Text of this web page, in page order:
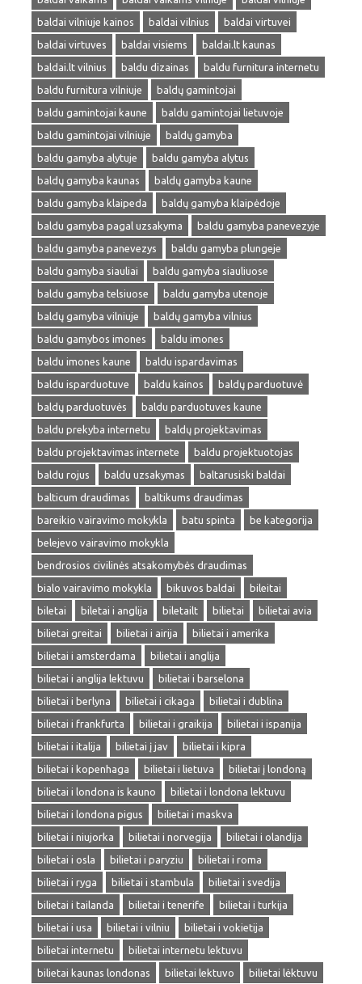
baldai vilniuje kainos
baldai vilnius
baldai virtuvei
baldai virtuves
baldai visiems
baldai.lt kaunas
baldai.lt vilnius
baldu dizainas
baldu furnitura internetu
baldu furnitura vilniuje
baldų gamintojai
baldu gamintojai kaune
baldu gamintojai lietuvoje
baldu gamintojai vilniuje
baldų gamyba
baldu gamyba alytuje
baldu gamyba alytus
baldų gamyba kaunas
baldų gamyba kaune
baldu gamyba klaipeda
baldų gamyba klaipėdoje
baldu gamyba pagal uzsakyma
baldu gamyba panevezyje
baldu gamyba panevezys
baldu gamyba plungeje
baldu gamyba siauliai
baldu gamyba siauliuose
baldu gamyba telsiuose
baldu gamyba utenoje
baldų gamyba vilniuje
baldų gamyba vilnius
baldu gamybos imones
baldu imones
baldu imones kaune
baldu ispardavimas
baldu isparduotuve
baldu kainos
baldų parduotuvė
baldų parduotuvės
baldu parduotuves kaune
baldu prekyba internetu
baldų projektavimas
baldu projektavimas internete
baldu projektuotojas
baldu rojus
baldu uzsakymas
baltarusiski baldai
balticum draudimas
baltikums draudimas
bareikio vairavimo mokykla
batu spinta
be kategorija
belejevo vairavimo mokykla
bendrosios civilinės atsakomybės draudimas
bialo vairavimo mokykla
bikuvos baldai
bileitai
biletai
biletai i anglija biletailt bilietai
bilietai avia
bilietai greitai
bilietai i airija
bilietai i amerika
bilietai i amsterdama
bilietai i anglija
bilietai i anglija lektuvu
bilietai i barselona
bilietai i berlyna
bilietai i cikaga
bilietai i dublina
bilietai i frankfurta
bilietai i graikija
bilietai i ispanija
bilietai i italija
bilietai į jav
bilietai i kipra
bilietai i kopenhaga
bilietai i lietuva
bilietai į londoną
bilietai i londona is kauno
bilietai i londona lektuvu
bilietai i londona pigus
bilietai i maskva
bilietai i niujorka
bilietai i norvegija
bilietai i olandija
bilietai i osla
bilietai i paryziu
bilietai i roma
bilietai i ryga
bilietai i stambula
bilietai i svedija
bilietai i tailanda
bilietai i tenerife
bilietai i turkija
bilietai i usa
bilietai i vilniu
bilietai i vokietija
bilietai internetu
bilietai internetu lektuvu
bilietai kaunas londonas
bilietai lektuvo
bilietai lėktuvu